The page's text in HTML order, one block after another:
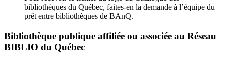
bibliothèques du Québec, faites-en la demande à l’équipe du
prêt entre bibliothèques de BAnQ.
Bibliothèque publique affiliée ou associée au Réseau
BIBLIO du Québec